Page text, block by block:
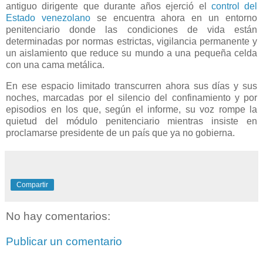
antiguo dirigente que durante años ejerció el control del
Estado venezolanose encuentra ahora en un entorno
penitenciario donde las condiciones de vida están
determinadas por normas estrictas, vigilancia permanente y
un aislamiento que reduce su mundo a una pequeña celda
con una cama metálica.
En ese espacio limitado transcurren ahora sus días y sus
noches, marcadas por el silencio del confinamiento y por
episodios en los que, según el informe, su voz rompe la
quietud del módulo penitenciario mientras insiste en
proclamarse presidente de un país que ya no gobierna.
Compartir
No hay comentarios:
Publicar un comentario